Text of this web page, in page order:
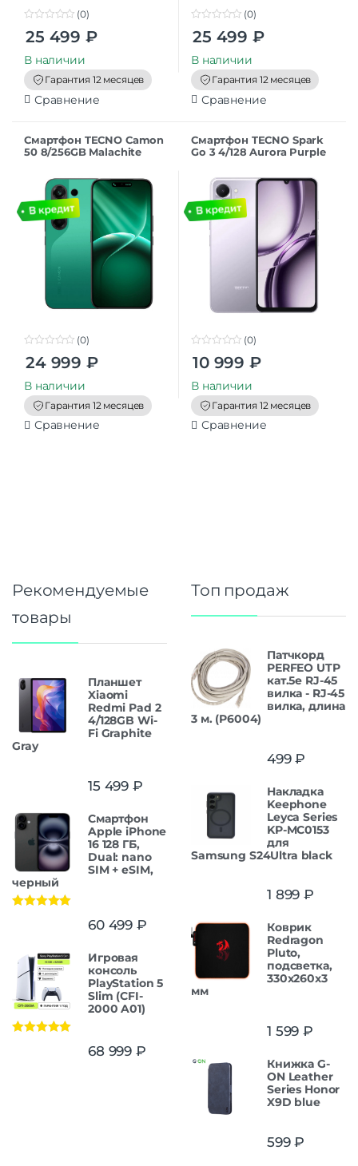
o
t
o
f
5
(0)
25 499 ₽
В наличии
Гарантия 12 месяцев
Сравнение
o
t
o
f
5
(0)
25 499 ₽
В наличии
Гарантия 12 месяцев
Сравнение
Смартфон TECNO Camon
50 8/256GB Malachite
o
t
o
f
5
(0)
24 999 ₽
В наличии
Гарантия 12 месяцев
Сравнение
Смартфон TECNO Spark
Go 3 4/128 Aurora Purple
t
o
f
5
(0)
10 999 ₽
В наличии
Гарантия 12 месяцев
Сравнение
Рекомендуемые
товары
Планшет
Xiaomi
Redmi Pad 2
4/128GB Wi-
Fi Graphite
Gray
15 499 ₽
Смартфон
Apple iPhone
16 128 ГБ,
Dual: nano
SIM + eSIM,
черный
60 499 ₽
Игровая
консоль
PlayStation 5
Slim (CFI-
2000 A01)
68 999 ₽
Топ продаж
Патчкорд
PERFEO UTP
кат.5е RJ-45
вилка - RJ-45
вилка, длина
3 м. (P6004)
499₽
Накладка
Keephone
Leyca Series
KP-MC0153
для
Samsung S24Ultra black
1 899 ₽
Коврик
Redragon
Pluto,
подсветка,
330x260x3
мм
1 599 ₽
Книжка G-
ON Leather
Series Honor
X9D blue
599₽